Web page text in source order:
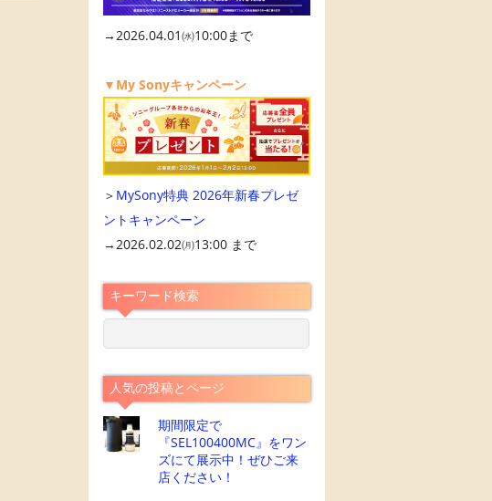
→2026.04.01㈬10:00まで
▼My Sonyキャンペーン
＞ MySony特典 2026年新春プレゼ
ントキャンペーン
→2026.02.02㈪13:00 まで
キーワード検索
人気の投稿とページ
期間限定で
『SEL100400MC』をワン
ズにて展示中！ぜひご来
店ください！